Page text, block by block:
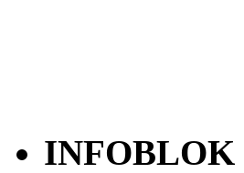
INFOBLOK